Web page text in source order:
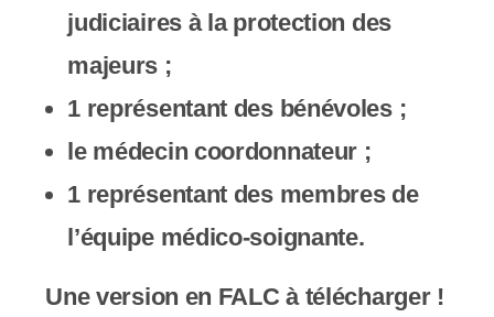
judiciaires à la protection des
majeurs ;
1 représentant des bénévoles ;
le médecin coordonnateur ;
1 représentant des membres de
l’équipe médico-soignante.
Une version en FALC à télécharger !